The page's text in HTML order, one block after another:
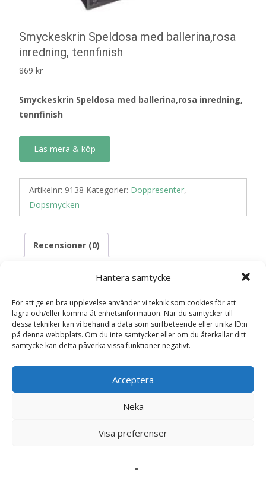
Hantera samtycke
För att ge en bra upplevelse använder vi teknik som cookies för att
lagra och/eller komma åt enhetsinformation. När du samtycker till
dessa tekniker kan vi behandla data som surfbeteende eller unika ID:n
på denna webbplats. Om du inte samtycker eller om du återkallar ditt
samtycke kan detta påverka vissa funktioner negativt.
Acceptera
Neka
Visa preferenser
Smyckeskrin Speldosa med ballerina,rosa
inredning, tennfinish
869 kr
Smyckeskrin Speldosa med ballerina,rosa inredning,
tennfinish
Läs mera & köp
Artikelnr: 9138 Kategorier: Doppresenter,
Dopsmycken
Recensioner (0)
Det finns inga recensioner än.
Speldosa med ballerina,rosa inredning,